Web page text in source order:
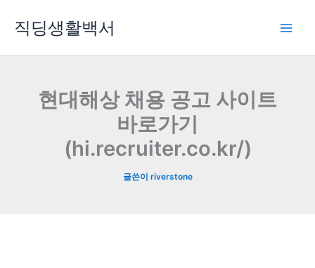
로
직딩생활백서
현대해상 채용 공고 사이트
바로가기
(hi.recruiter.co.kr/)
글쓴이 riverstone